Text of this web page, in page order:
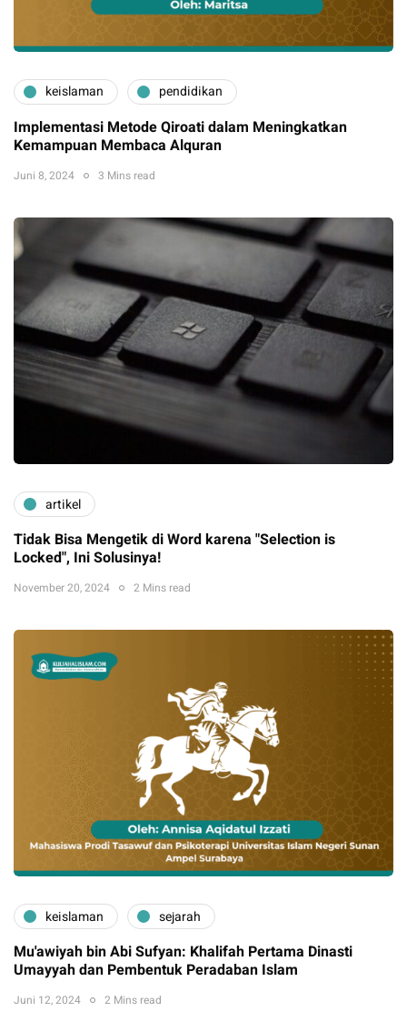
keislaman pendidikan
Implementasi Metode Qiroati dalam Meningkatkan
Kemampuan Membaca Alquran
Juni 8, 2024 3 Mins read
artikel
Tidak Bisa Mengetik di Word karena "Selection is
Locked", Ini Solusinya!
November 20, 2024 2 Mins read
keislaman sejarah
Mu'awiyah bin Abi Sufyan: Khalifah Pertama Dinasti
Umayyah dan Pembentuk Peradaban Islam
Juni 12, 2024 2 Mins read